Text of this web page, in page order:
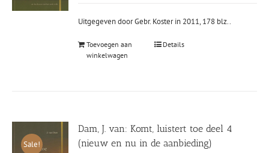
Uitgegeven door Gebr. Koster in 2011, 178 blz..
Toevoegen aan
winkelwagen
Details
Sale!
Dam, J. van: Komt, luistert toe deel 4
(nieuw en nu in de aanbieding)